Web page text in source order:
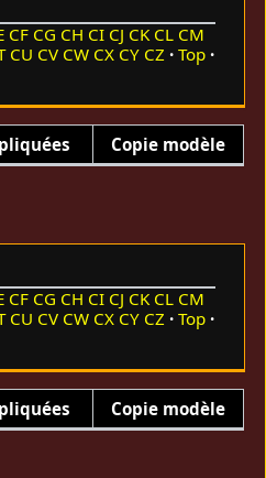
CF CG CH CI CJ CK CL CM
CU CV CW CX CY CZ
Top
Copie modèle
CF CG CH CI CJ CK CL CM
CU CV CW CX CY CZ
Top
Copie modèle